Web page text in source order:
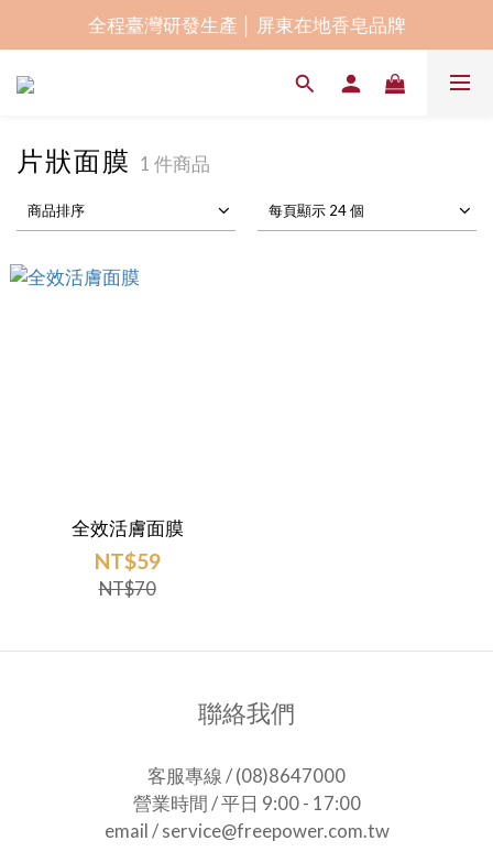
指定商品9折優惠 全館消費滿 NT$1800 享宅配免運
全程臺灣研發生產 │ 屏東在地香皂品牌
賀！榮獲2024屏東卓越企業獎幸福友善獎
片狀面膜 1 件商品
商品排序 每頁顯示 24 個
全效活膚面膜
NT$59
NT$70
聯絡我們
客服專線 / (08)8647000
營業時間 / 平日 9:00 - 17:00
email / service@freepower.com.tw